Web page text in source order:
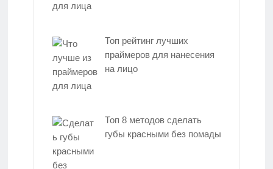
Топ рейтинг лучших
праймеров для нанесения
на лицо
Топ 8 методов сделать
губы красными без помады